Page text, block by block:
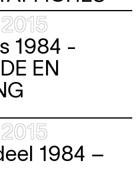
1984 -
EN
1984 –